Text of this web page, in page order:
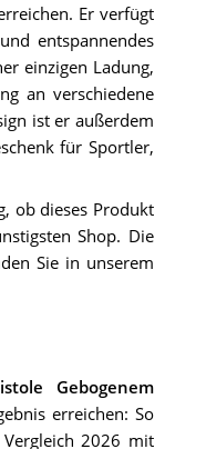
Er verfügt
entspannendes
einzigen Ladung,
an verschiedene
ist er außerdem
für Sportler,
ob dieses Produkt
Shop. Die
Sie in unserem
Gebogenem
erreichen: So
Vergleich 2026 mit